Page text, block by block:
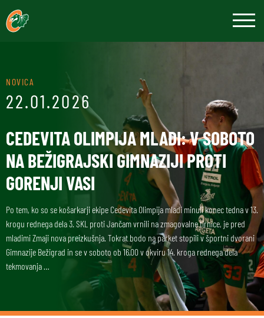
NOVICA
22.01.2026
CEDEVITA OLIMPIJA MLADI: V SOBOTO
NA BEŽIGRAJSKI GIMNAZIJI PROTI
GORENJI VASI
Po tem, ko so se košarkarji ekipe Cedevita Olimpija mladi minuli konec tedna v 13.
krogu rednega dela 3. SKL proti Jančam vrnili na zmagovalne tirnice, je pred
mladimi Zmaji nova preizkušnja. Tokrat bodo na parket stopili v športni dvorani
Gimnazije Bežigrad in se v soboto ob 16.00 v okviru 14. kroga rednega dela
tekmovanja …